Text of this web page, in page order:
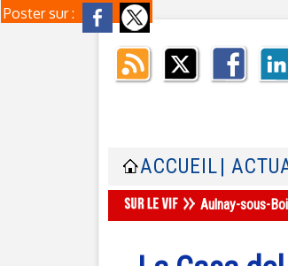
Poster sur :
ACCUEIL |
Aulnay-sous-